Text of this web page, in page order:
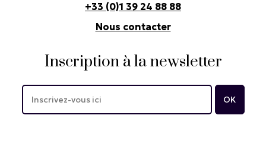
+33 (0)1 39 24 88 88
Nous contacter
Inscription à la newsletter